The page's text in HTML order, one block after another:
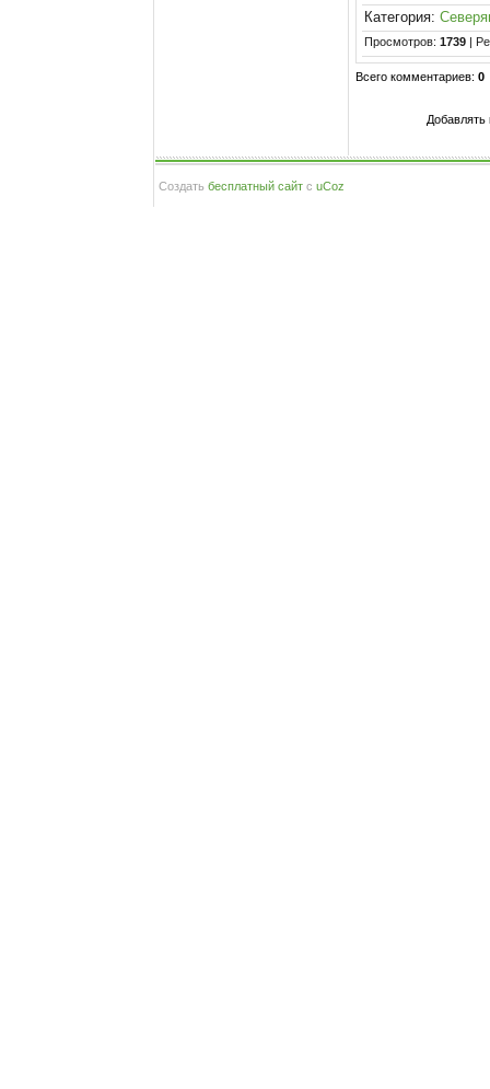
Категория:
Просмотров: 1739 |
Всего комментариев: 0
Добавлять
Создать бесплатный сайтс uCoz